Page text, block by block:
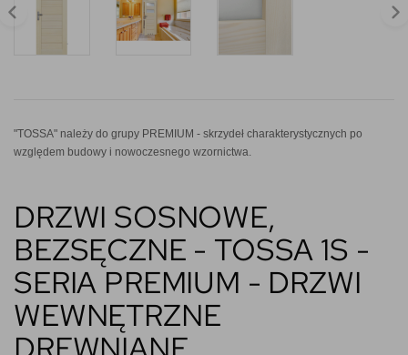
"TOSSA" należy do grupy PREMIUM - skrzydeł charakterystycznych po
względem budowy i nowoczesnego wzornictwa.
DRZWI SOSNOWE,
BEZSĘCZNE - TOSSA 1S -
SERIA PREMIUM - DRZWI
WEWNĘTRZNE